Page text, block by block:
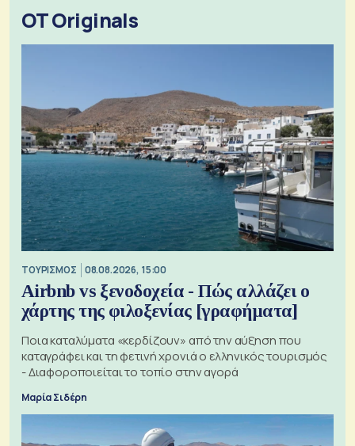
OT Originals
ΤΟΥΡΙΣΜΟΣ 08.08.2026, 15:00
Airbnb vs ξενοδοχεία - Πώς αλλάζει ο
χάρτης της φιλοξενίας [γραφήματα]
Ποια καταλύματα «κερδίζουν» από την αύξηση που
καταγράφει και τη φετινή χρονιά ο ελληνικός τουρισμός
- Διαφοροποιείται το τοπίο στην αγορά
Μαρία Σιδέρη